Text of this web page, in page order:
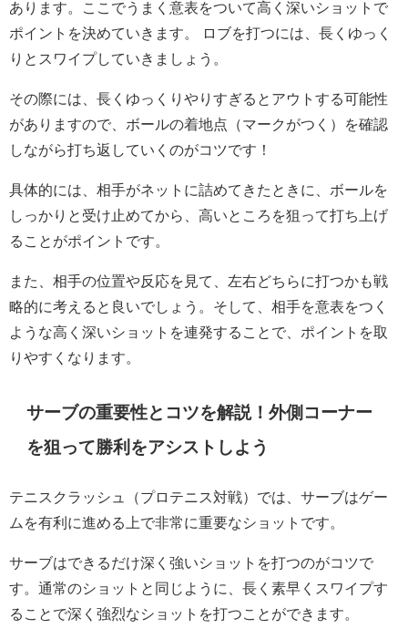
あります。ここでうまく意表をついて高く深いショットで
ポイントを決めていきます。 ロブを打つには、長くゆっく
りとスワイプしていきましょう。
その際には、長くゆっくりやりすぎるとアウトする可能性
がありますので、ボールの着地点（マークがつく）を確認
しながら打ち返していくのがコツです！
具体的には、相手がネットに詰めてきたときに、ボールを
しっかりと受け止めてから、高いところを狙って打ち上げ
ることがポイントです。
また、相手の位置や反応を見て、左右どちらに打つかも戦
略的に考えると良いでしょう。そして、相手を意表をつく
ような高く深いショットを連発することで、ポイントを取
りやすくなります。
サーブの重要性とコツを解説！外側コーナー
を狙って勝利をアシストしよう
テニスクラッシュ（プロテニス対戦）では、サーブはゲー
ムを有利に進める上で非常に重要なショットです。
サーブはできるだけ深く強いショットを打つのがコツで
す。通常のショットと同じように、長く素早くスワイプす
ることで深く強烈なショットを打つことができます。